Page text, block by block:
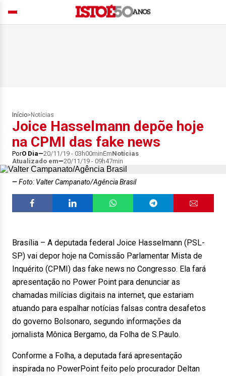
Início> Notícias
Joice Hasselmann depõe hoje
na CPMI das fake news
PorO Dia 20/11/19 - 03h00minEmNotícias
Atualizado em
20/11/19 - 09h47min
Foto: Valter Campanato/Agência Brasil
Brasília – A deputada federal Joice Hasselmann (PSL-
SP) vai depor hoje na Comissão Parlamentar Mista de
Inquérito (CPMI) das fake news no Congresso. Ela fará
apresentação no Power Point para denunciar as
chamadas milícias digitais na internet, que estariam
atuando para espalhar notícias falsas contra desafetos
do governo Bolsonaro, segundo informações da
jornalista Mônica Bergamo, da Folha de S.Paulo.
Conforme a Folha, a deputada fará apresentação
inspirada no PowerPoint feito pelo procurador Deltan